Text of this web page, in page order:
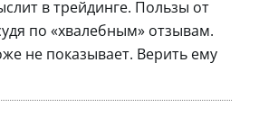
в трейдинге. Пользы от
по «хвалебным» отзывам.
не показывает. Верить ему